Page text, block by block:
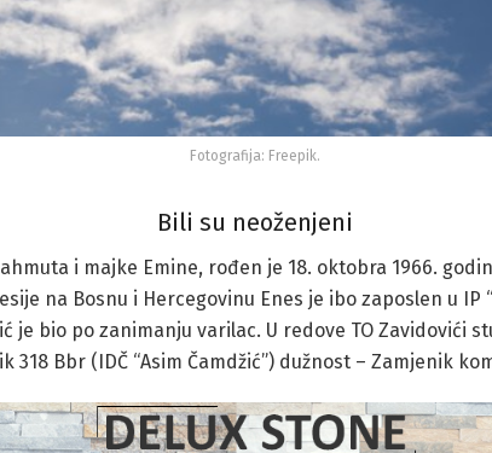
Fotografija: Freepik.
Bili su neoženjeni
i majke Emine, rođen je 18. oktobra 1966.
na Bosnu i Hercegovinu Enes je ibo zaposlen u IP
je bio po zanimanju varilac. U redove TO Zavidovići
318 Bbr (IDČ “Asim Čamdžić”) dužnost – Zamjenik